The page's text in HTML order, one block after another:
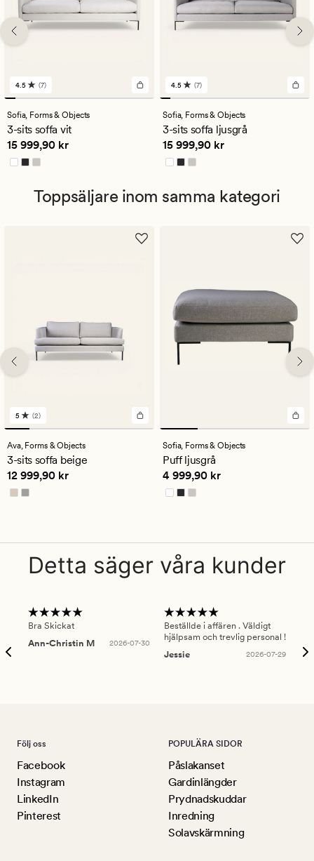
7
omdömen
med
ett
genomsnittligt
betyg
på
4.5
4.5 (7)
Sofia, Forms & Objects
3-sits soffa vit
Pris 15 999,90 kr
15 999,90 kr
7
omdömen
med
ett
genomsnittligt
betyg
på
4.5
4.5 (7)
Sofia, Forms & Objects
3-sits soffa ljusgrå
Pris 15 999,90 kr
15 999,90 kr
Toppsäljare inom samma kategori
2
omdömen
med
ett
genomsnittligt
betyg
på
5
5 (2)
Ava, Forms & Objects
3-sits soffa beige
Pris 12 999,90 kr
12 999,90 kr
Sofia, Forms & Objects
Puff ljusgrå
Pris 4 999,90 kr
4 999,90 kr
Detta säger våra kunder
Bra Skickat
Ann-Christin M
2026-07-30
Beställde i affären . Väldigt
hjälpsam och trevlig personal !
Jessie
2026-07-29
Följ oss
Facebook
Instagram
LinkedIn
Pinterest
POPULÄRA SIDOR
Påslakanset
Gardinlängder
Prydnadskuddar
Inredning
Solavskärmning